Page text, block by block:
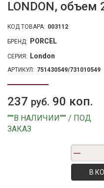
LONDON, объем
КОД ТОВАРА: 003112
БРЕНД: PORCEL
СЕРИЯ: London
АРТИКУЛ: 751430549/731010549
237 руб. 90 коп.
"""В НАЛИЧИИ""" / ПОД
ЗАКАЗ
В